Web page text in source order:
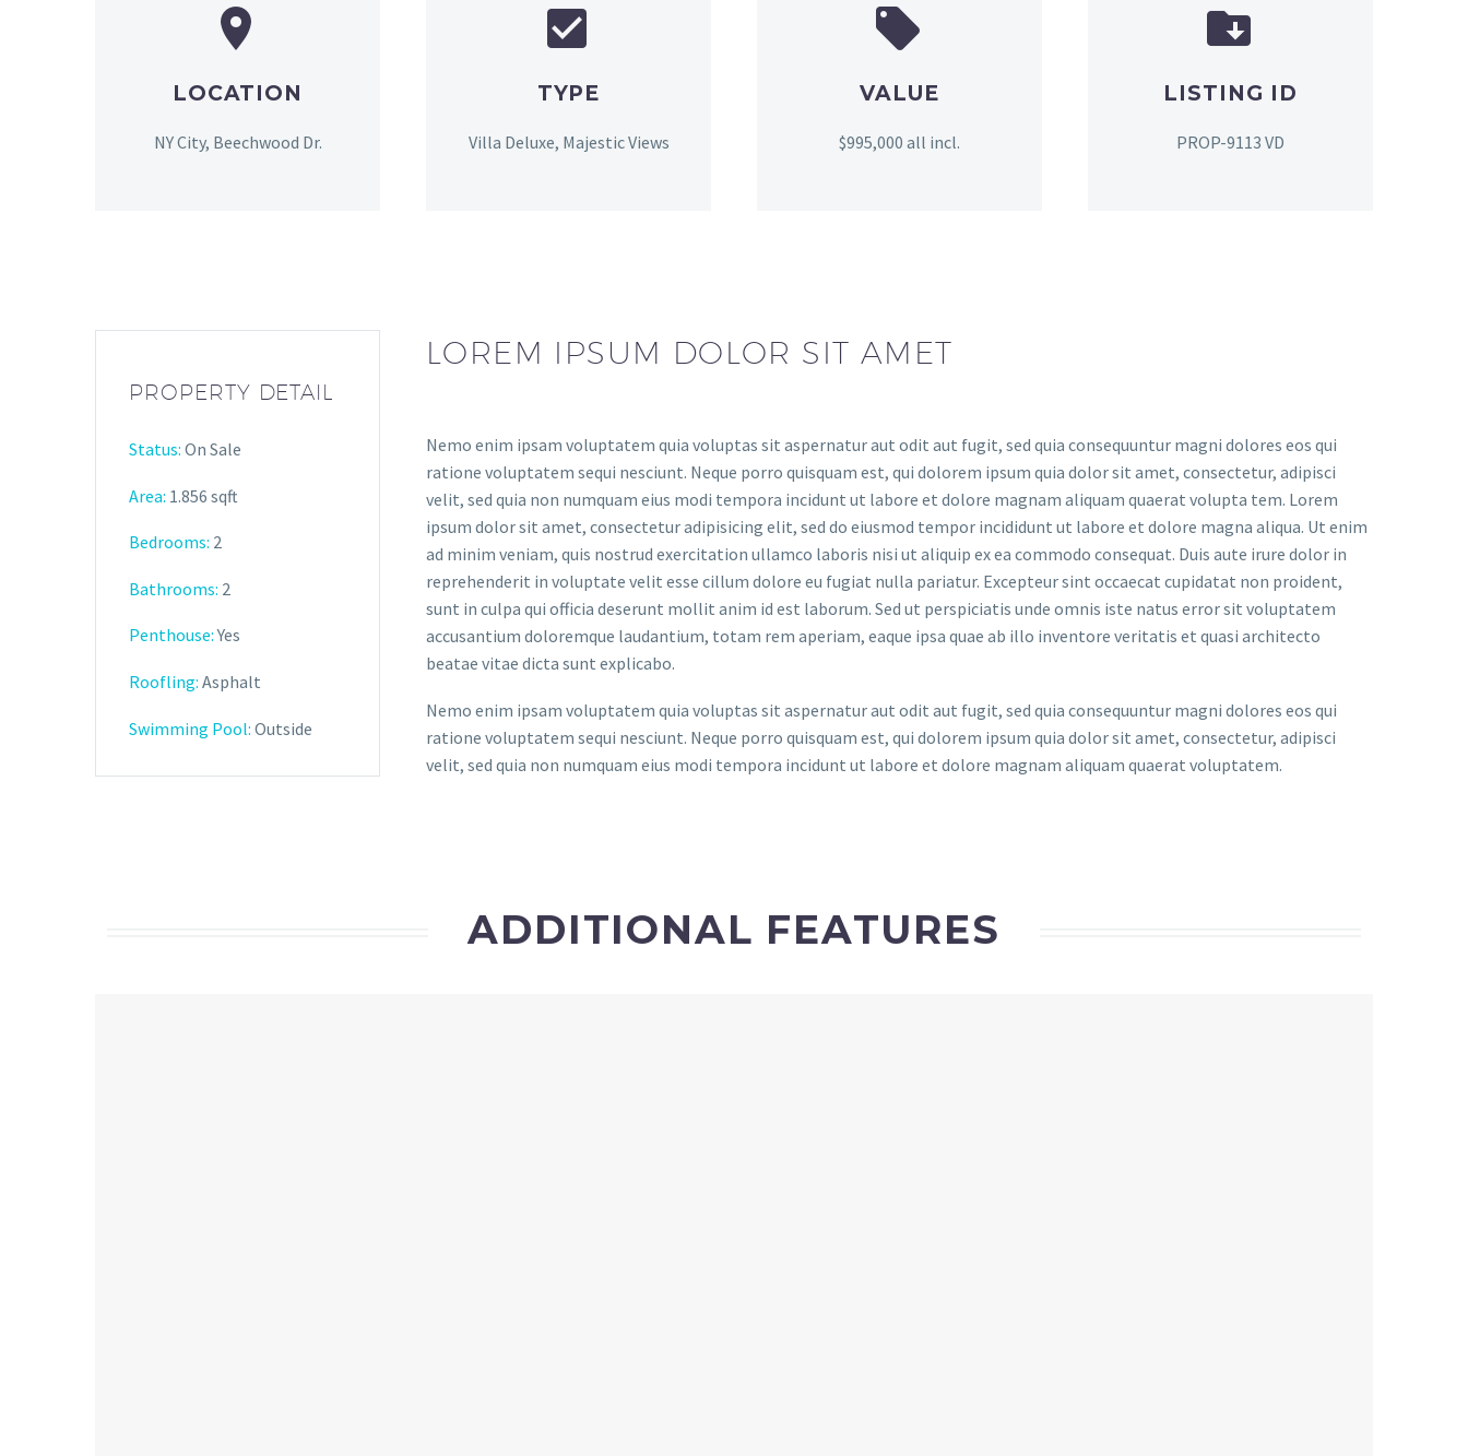


LOCATION
NY City, Beechwood Dr.


TYPE
Villa Deluxe, Majestic Views


VALUE
$995,000 all incl.


LISTING ID
PROP-9113 VD
PROPERTY DETAIL
Status: On Sale
Area: 1.856 sqft
Bedrooms: 2
Bathrooms: 2
Penthouse:Yes
Roofling: Asphalt
Swimming Pool: Outside
LOREM IPSUM DOLOR SIT AMET
Nemo enim ipsam voluptatem quia voluptas sit aspernatur aut odit aut fugit, sed quia consequuntur magni dolores eos qui
ratione voluptatem sequi nesciunt. Neque porro quisquam est, qui dolorem ipsum quia dolor sit amet, consectetur, adipisci
velit, sed quia non numquam eius modi tempora incidunt ut labore et dolore magnam aliquam quaerat volupta tem. Lorem
ipsum dolor sit amet, consectetur adipisicing elit, sed do eiusmod tempor incididunt ut labore et dolore magna aliqua. Ut enim
ad minim veniam, quis nostrud exercitation ullamco laboris nisi ut aliquip ex ea commodo consequat. Duis aute irure dolor in
reprehenderit in voluptate velit esse cillum dolore eu fugiat nulla pariatur. Excepteur sint occaecat cupidatat non proident,
sunt in culpa qui officia deserunt mollit anim id est laborum. Sed ut perspiciatis unde omnis iste natus error sit voluptatem
accusantium doloremque laudantium, totam rem aperiam, eaque ipsa quae ab illo inventore veritatis et quasi architecto
beatae vitae dicta sunt explicabo.
Nemo enim ipsam voluptatem quia voluptas sit aspernatur aut odit aut fugit, sed quia consequuntur magni dolores eos qui
ratione voluptatem sequi nesciunt. Neque porro quisquam est, qui dolorem ipsum quia dolor sit amet, consectetur, adipisci
velit, sed quia non numquam eius modi tempora incidunt ut labore et dolore magnam aliquam quaerat voluptatem.
ADDITIONAL FEATURES